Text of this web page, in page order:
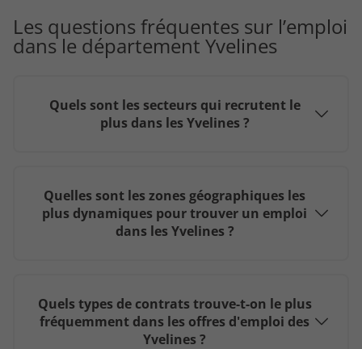
Emploi Sartrouville
Emploi Conflans-Sainte-Honorine
Emploi Buc
Les questions fréquentes sur l’emploi
dans le département Yvelines
Quels sont les secteurs qui recrutent le
plus dans les Yvelines ?
Quelles sont les zones géographiques les
plus dynamiques pour trouver un emploi
dans les Yvelines ?
Quels types de contrats trouve-t-on le plus
fréquemment dans les offres d'emploi des
Yvelines ?